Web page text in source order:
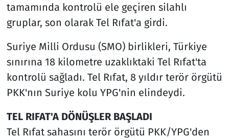
tamamında kontrolü ele geçiren silahlı
gruplar, son olarak Tel Rıfat'a girdi.
Suriye Milli Ordusu (SMO) birlikleri, Türkiye
sınırına 18 kilometre uzaklıktaki Tel Rıfat'ta
kontrolü sağladı. Tel Rıfat, 8 yıldır terör örgütü
PKK'nın Suriye kolu YPG'nin elindeydi.
TEL RIFAT'A DÖNÜŞLER BAŞLADI
Tel Rıfat sahasını terör örgütü PKK/YPG'den